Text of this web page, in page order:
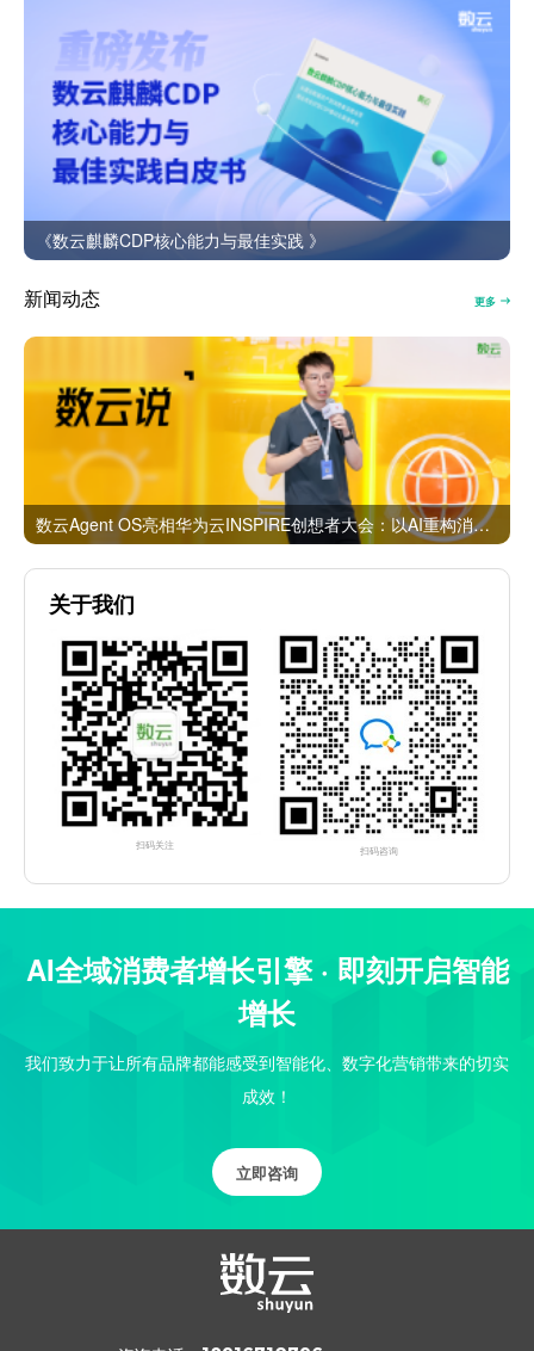
《数云麒麟CDP核心能力与最佳实践 》
新闻动态 更多
数云Agent OS亮相华为云INSPIRE创想者大会：以AI重构消费者运营与零售营销新范式
关于我们
扫码关注 扫码咨询
AI全域消费者增长引擎 · 即刻开启智能
增长
我们致力于让所有品牌都能感受到智能化、数字化营销带来的切实
成效！
立即咨询